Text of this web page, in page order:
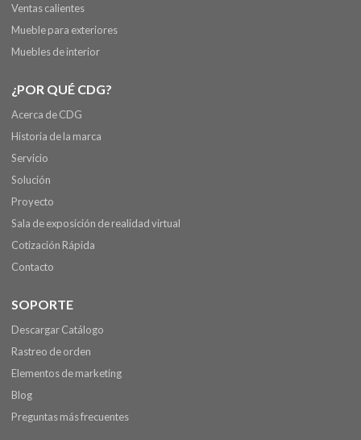
Ventas calientes
Mueble para exteriores
Muebles de interior
¿POR QUÉ CDG?
Acerca de CDG
Historia de la marca
Servicio
Solución
Proyecto
Sala de exposición de realidad virtual
Cotización Rápida
Contacto
SOPORTE
Descargar Catálogo
Rastreo de orden
Elementos de marketing
Blog
Preguntas más frecuentes